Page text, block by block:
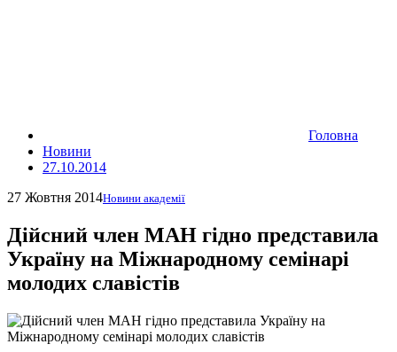
Головна
Новини
27.10.2014
27 Жовтня 2014Новини академії
Дійсний член МАН гідно представила
Україну на Міжнародному семінарі
молодих славістів